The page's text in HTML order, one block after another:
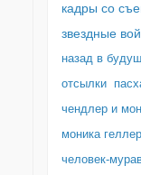
кадры со
звездные
назад в
отсылки
чендлер и
моника геллер
человек-